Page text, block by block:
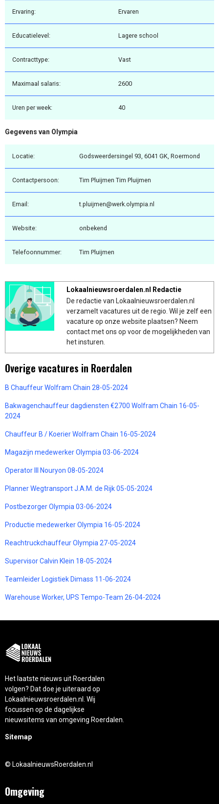
Ervaring: Ervaren
Educatielevel: Lagere school
Contracttype: Vast
Maximaal salaris: 2600
Uren per week: 40
Gegevens van Olympia
Locatie: Godsweerdersingel 93, 6041 GK, Roermond
Contactpersoon: Tim Pluijmen Tim Pluijmen
Email: t.pluijmen@werk.olympia.nl
Website: onbekend
Telefoonnummer: Tim Pluijmen
Lokaalnieuwsroerdalen.nl Redactie
De redactie van Lokaalnieuwsroerdalen.nl
verzamelt vacatures uit de regio. Wil je zelf een
vacature op onze website plaatsen? Neem
contact met ons op voor de mogelijkheden van
het insturen.
Overige vacatures in Roerdalen
B Chauffeur Wolfram Chain 28-05-2024
Bakwagenchauffeur dagdiensten €2700 Wolfram Chain 16-05-
2024
Chauffeur B / Koerier Wolfram Chain 16-05-2024
Magazijn medewerker Olympia 03-06-2024
Operator III Nouryon 08-05-2024
Planner Wegtransport J.A.M. de Rijk 05-05-2024
Postbezorger Olympia 03-06-2024
Productie medewerker Olympia 16-05-2024
Reachtruckchauffeur Olympia 27-05-2024
Supervisor Calvin Klein 18-05-2024
Teamleider Logistiek Dimass 11-06-2024
Warehouse Worker, UPS Tempo-Team 26-04-2024
Het laatste nieuws uit Roerdalen
volgen? Dat doe je uiteraard op
Lokaalnieuwsroerdalen.nl. Wij
focussen op de dagelijkse
nieuwsitems van omgeving Roerdalen.
Sitemap
© LokaalnieuwsRoerdalen.nl
Omgeving